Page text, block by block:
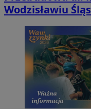
Wodzisławiu